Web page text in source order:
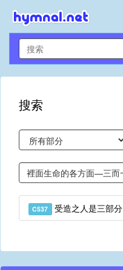
搜索
C537 受造之人是三部分